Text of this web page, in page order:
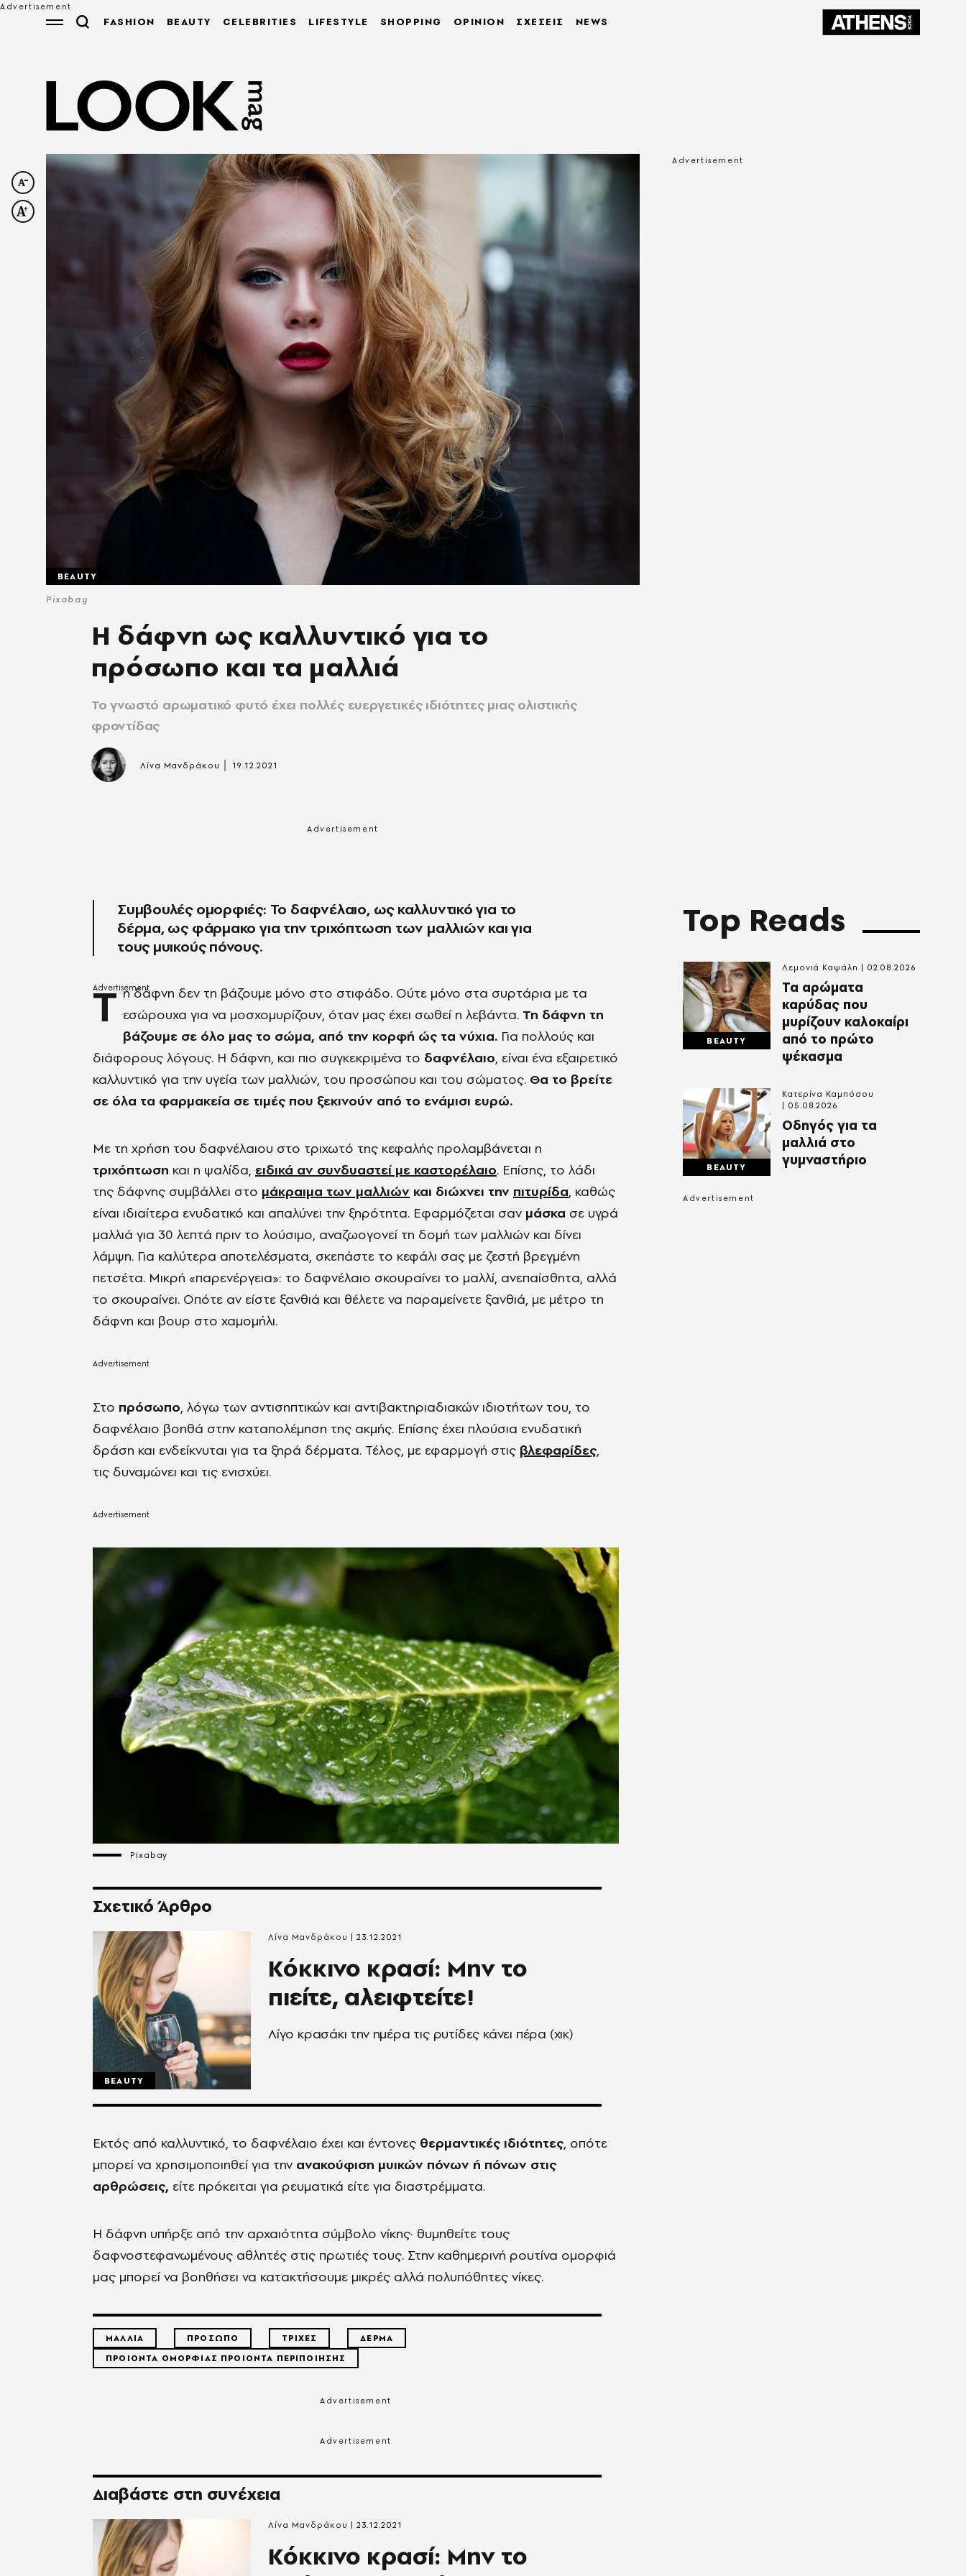
FASHION BEAUTY CELEBRITIES LIFESTYLE SHOPPING OPINION ΣΧΕΣΕΙΣ NEWS
Pixabay
BEAUTY
Η δάφνη ως καλλυντικό για το
πρόσωπο και τα μαλλιά
Το γνωστό αρωματικό φυτό έχει πολλές ευεργετικές ιδιότητες μιας ολιστικής
φροντίδας
Λίνα Μανδράκου 19.12.2021
Συμβουλές ομορφιές: Το δαφνέλαιο, ως καλλυντικό για το
δέρμα, ως φάρμακο για την τριχόπτωση των μαλλιών και για
τους μυικούς πόνους.
Τ η δάφνη δεν τη βάζουμε μόνο στο στιφάδο. Ούτε μόνο στα συρτάρια με τα
εσώρουχα για να μοσχομυρίζουν, όταν μας έχει σωθεί η λεβάντα. Τη δάφνη τη
βάζουμε σε όλο μας το σώμα, από την κορφή ώς τα νύχια. Για πολλούς και
διάφορους λόγους. Η δάφνη, και πιο συγκεκριμένα το δαφνέλαιο, είναι ένα εξαιρετικό
καλλυντικό για την υγεία των μαλλιών, του προσώπου και του σώματος. Θα το βρείτε
σε όλα τα φαρμακεία σε τιμές που ξεκινούν από το ενάμισι ευρώ.
Με τη χρήση του δαφνέλαιου στο τριχωτό της κεφαλής προλαμβάνεται η
τριχόπτωση και η ψαλίδα, ειδικά αν συνδυαστεί με καστορέλαιο. Επίσης, το λάδι
της δάφνης συμβάλλει στο μάκραιμα των μαλλιών και διώχνει την πιτυρίδα, καθώς
είναι ιδιαίτερα ενυδατικό και απαλύνει την ξηρότητα. Εφαρμόζεται σαν μάσκα σε υγρά
μαλλιά για 30 λεπτά πριν το λούσιμο, αναζωογονεί τη δομή των μαλλιών και δίνει
λάμψη. Για καλύτερα αποτελέσματα, σκεπάστε το κεφάλι σας με ζεστή βρεγμένη
πετσέτα. Μικρή «παρενέργεια»: το δαφνέλαιο σκουραίνει το μαλλί, ανεπαίσθητα, αλλά
το σκουραίνει. Οπότε αν είστε ξανθιά και θέλετε να παραμείνετε ξανθιά, με μέτρο τη
δάφνη και βουρ στο χαμομήλι.
Στο πρόσωπο, λόγω των αντισηπτικών και αντιβακτηριαδιακών ιδιοτήτων του, το
δαφνέλαιο βοηθά στην καταπολέμηση της ακμής. Επίσης έχει πλούσια ενυδατική
δράση και ενδείκνυται για τα ξηρά δέρματα. Τέλος, με εφαρμογή στις βλεφαρίδες,
τις δυναμώνει και τις ενισχύει.
Pixabay
Σχετικό Άρθρο
BEAUTY
Κόκκινο κρασί: Μην το
πιείτε, αλειφτείτε!
Λίγο κρασάκι την ημέρα τις ρυτίδες κάνει πέρα (χικ)
Λίνα Μανδράκου 23.12.2021
Εκτός από καλλυντικό, το δαφνέλαιο έχει και έντονες θερμαντικές ιδιότητες, οπότε
μπορεί να χρησιμοποιηθεί για την ανακούφιση μυικών πόνων ή πόνων στις
αρθρώσεις, είτε πρόκειται για ρευματικά είτε για διαστρέμματα.
Η δάφνη υπήρξε από την αρχαιότητα σύμβολο νίκης· θυμηθείτε τους
δαφνοστεφανωμένους αθλητές στις πρωτιές τους. Στην καθημερινή ρουτίνα ομορφιά
μας μπορεί να βοηθήσει να κατακτήσουμε μικρές αλλά πολυπόθητες νίκες.
ΜΑΛΛΙΑ ΠΡΟΣΩΠΟ ΤΡΙΧΕΣ
ΔΕΡΜΑ
ΠΡΟΙΟΝΤΑ ΟΜΟΡΦΙΑΣ ΠΡΟΙΟΝΤΑ ΠΕΡΙΠΟΙΗΣΗΣ
Διαβάστε στη συνέχεια
Κόκκινο κρασί: Μην το
Λίνα Μανδράκου 23.12.2021
Top Reads
BEAUTY
Τα αρώματα
καρύδας που
μυρίζουν καλοκαίρι
από το πρώτο
ψέκασμα
Λεμονιά Καψάλη 02.08.2026
BEAUTY
Οδηγός για τα
μαλλιά στο
γυμναστήριο
Κατερίνα Καμπόσου
05.08.2026